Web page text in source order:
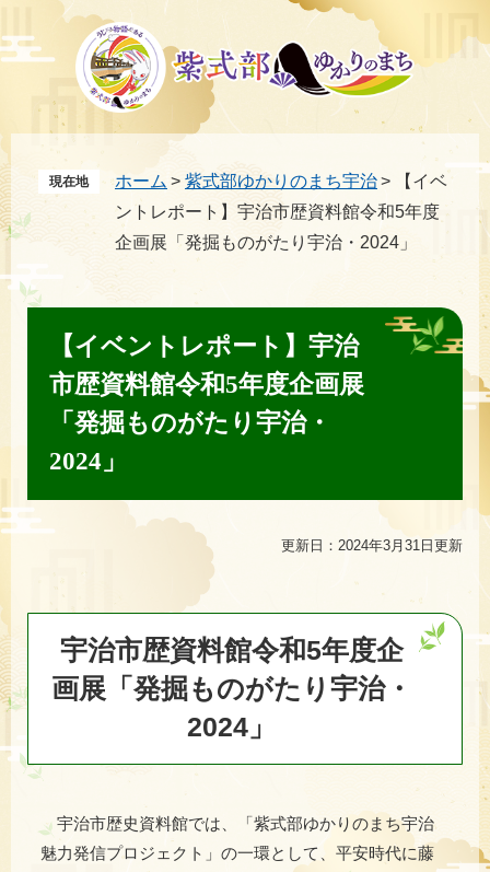
ー
頭
で
す。
ニ
飛
ば
し
て
現在地 ホーム > 紫式部ゆかりのまち宇治>
【イベ
ントレポート】宇治市歴資料館令和5年度
企画展「発掘ものがたり宇治・2024」
本
【イベントレポート】宇治
市歴資料館令和5年度企画展
「発掘ものがたり宇治・
2024」
更新日：2024年3月31日更新
宇治市歴資料館令和5年度企
画展「発掘ものがたり宇治・
2024」​​​
宇治市歴史資料館では、「紫式部ゆかりのまち宇治
魅力発信プロジェクト」の一環として、平安時代に藤